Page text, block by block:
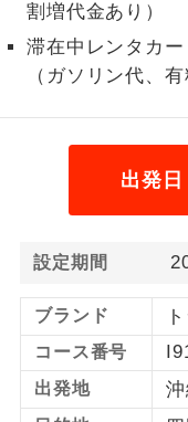
割増代金あり）
滞在中レンタカ
（ガソリン代、
出発
設定期間
ブランド
コース番号
出発地
おひとり様参
加限定
金
ご夫婦限定
女性限定
年齢制限あり
航空会社指定